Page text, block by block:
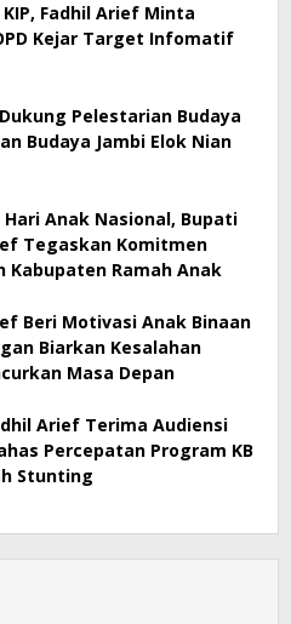
KIP, Fadhil Arief Minta
Kejar Target Infomatif
Pelestarian Budaya
Budaya Jambi Elok Nian
Anak Nasional, Bupati
Tegaskan Komitmen
Kabupaten Ramah Anak
Beri Motivasi Anak Binaan
Biarkan Kesalahan
Masa Depan
Arief Terima Audiensi
Percepatan Program KB
Stunting